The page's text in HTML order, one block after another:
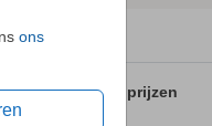
ons
Formaten en prijzen